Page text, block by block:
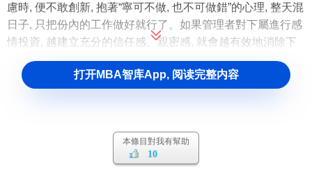
慮時, 便不敢創新, 抱著“寧可不做, 也不可做錯”的心理, 整天混
日子, 只把份內的工作做好就行了。如果管理者對下屬進行感
情投資, 越建立充分的信任感、親密感, 就會越有效地消除下
屬心中的各種疑慮, 從而更願意把各方面的潛能都發揮出來。
[1]
一般認為，投資的對象應為實物資本，而感情作為一種
特別的資本，其投資具有獨特的手段和方法。
打开MBA智库App, 阅读完整内容
本條目對我有幫助
10